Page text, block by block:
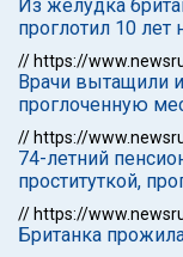
Из желудка
проглотил 10 лет
// https://
Врачи вытащили
проглоченную
// https://
74-летний
проституткой,
// https://
Британка